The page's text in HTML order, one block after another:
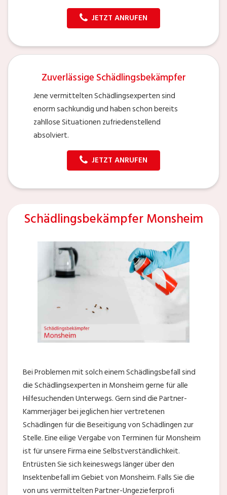
JETZT ANRUFEN
Zuverlässige Schädlingsbekämpfer
Jene vermittelten Schädlingsexperten sind
enorm sachkundig und haben schon bereits
zahllose Situationen zufriedenstellend
absolviert.
JETZT ANRUFEN
Schädlingsbekämpfer Monsheim
Bei Problemen mit solch einem Schädlingsbefall sind
die Schädlingsexperten in Monsheim gerne für alle
Hilfesuchenden Unterwegs. Gern sind die Partner-
Kammerjäger bei jeglichen hier vertretenen
Schädlingen für die Beseitigung von Schädlingen zur
Stelle. Eine eilige Vergabe von Terminen für Monsheim
ist für unsere Firma eine Selbstverständlichkeit.
Entrüsten Sie sich keineswegs länger über den
Insektenbefall im Gebiet von Monsheim. Falls Sie die
von uns vermittelten Partner-Ungezieferprofi